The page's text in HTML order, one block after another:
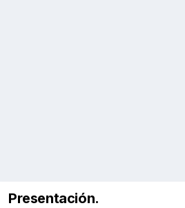
Presentación.